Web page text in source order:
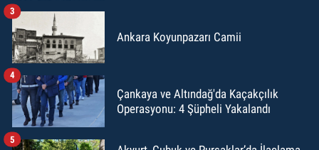
Ankara Koyunpazarı Camii
3
Çankaya ve Altındağ'da Kaçakçılık
Operasyonu: 4 Şüpheli Yakalandı
4
5